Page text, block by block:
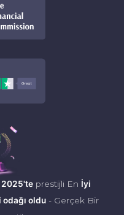
2025'te prestijli En İyi
oldu - Gerçek Bir